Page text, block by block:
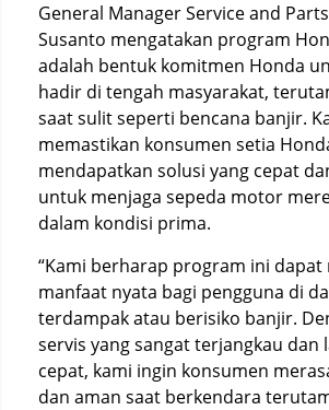
General Manager Service and
Susanto mengatakan program
adalah bentuk komitmen Honda
hadir di tengah masyarakat,
saat sulit seperti bencana banjir.
memastikan konsumen setia
mendapatkan solusi yang cepat
untuk menjaga sepeda motor
dalam kondisi prima.
“Kami berharap program ini dapat
manfaat nyata bagi pengguna di
terdampak atau berisiko banjir.
servis yang sangat terjangkau dan
cepat, kami ingin konsumen
dan aman saat berkendara